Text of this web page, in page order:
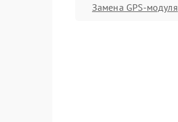
Замена GPS-модуля